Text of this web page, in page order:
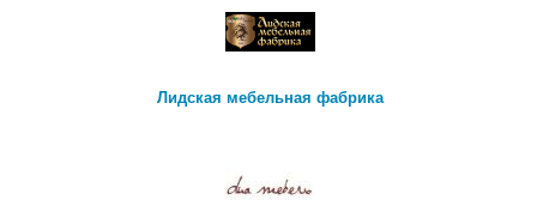
Лидская мебельная фабрика